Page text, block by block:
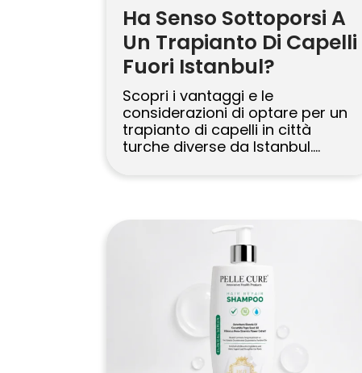
Ha Senso Sottoporsi A
Un Trapianto Di Capelli
Fuori Istanbul?
Scopri i vantaggi e le
considerazioni di optare per un
trapianto di capelli in città
turche diverse da Istanbul.
trapianto di capelli fuori Istanbul
vantaggi, soprattutto in termini
di costi. Molte città della Turchia
offrono prezzi competitivi,
rendendo la procedura molto […]